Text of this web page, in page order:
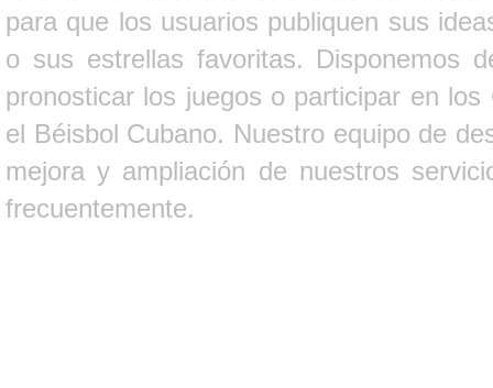
para que los usuarios publiquen sus
o sus estrellas favoritas. Disponemos
pronosticar los juegos o participar en
el Béisbol Cubano. Nuestro equipo de
mejora y ampliación de nuestros
frecuentemente.